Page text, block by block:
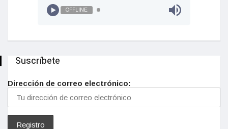
OFFLINE
Suscríbete
Dirección de correo electrónico: